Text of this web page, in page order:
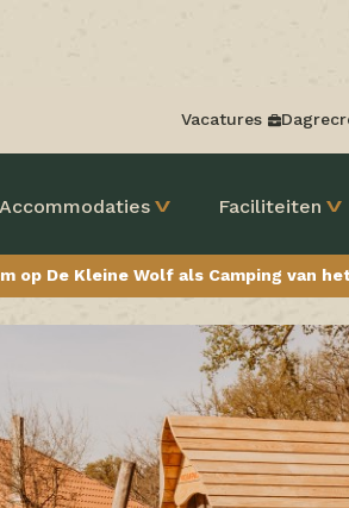
Vacatures
Accommodaties Faciliteiten
op De Kleine Wolf als Camping van